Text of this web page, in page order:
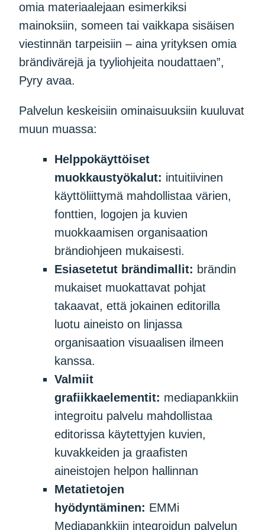
omia materiaalejaan esimerkiksi
mainoksiin, someen tai vaikkapa sisäisen
viestinnän tarpeisiin – aina yrityksen omia
brändivärejä ja tyyliohjeita noudattaen”,
Pyry avaa.
Palvelun keskeisiin ominaisuuksiin kuuluvat
muun muassa:
Helppokäyttöiset
muokkaustyökalut: intuitiivinen
käyttöliittymä mahdollistaa värien,
fonttien, logojen ja kuvien
muokkaamisen organisaation
brändiohjeen mukaisesti.
Esiasetetut brändimallit: brändin
mukaiset muokattavat pohjat
takaavat, että jokainen editorilla
luotu aineisto on linjassa
organisaation visuaalisen ilmeen
kanssa.
Valmiit
grafiikkaelementit: mediapankkiin
integroitu palvelu mahdollistaa
editorissa käytettyjen kuvien,
kuvakkeiden ja graafisten
aineistojen helpon hallinnan
Metatietojen
hyödyntäminen: EMMi
Mediapankkiin integroidun palvelun